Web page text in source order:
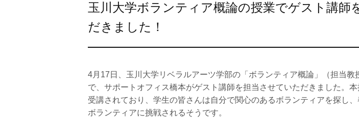
玉川大学ボランティア概論の授業でゲスト講師
だきました！
4月17日、玉川大学リベラルアーツ学部の「ボランティア概論」（担当教
で、サポートオフィス橋本がゲスト講師を担当させていただきました。
受講されており、学生の皆さんは自分で関心のあるボランティアを探し
ボランティアに挑戦されるそうです。